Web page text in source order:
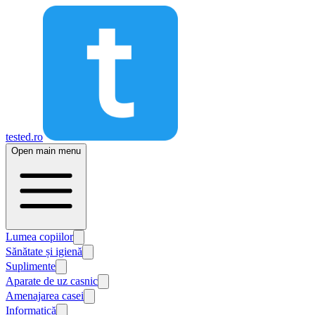
tested.ro
Open main menu
Lumea copiilor
Sănătate și igienă
Suplimente
Aparate de uz casnic
Amenajarea casei
Informatică